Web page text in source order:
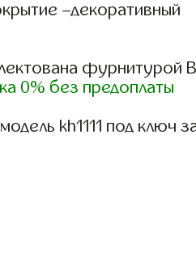
–декоративный
фурнитурой
0% без предоплаты
kh1111 под ключ